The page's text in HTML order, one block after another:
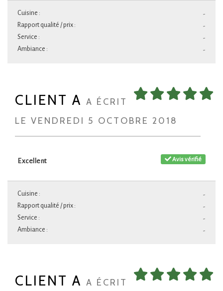
-
Cuisine :
-
Rapport qualité / prix :
-
Service :
-
Ambiance :
CLIENT A A ÉCRIT
LE VENDREDI 5 OCTOBRE 2018
Avis vérifié
Excellent
-
Cuisine :
-
Rapport qualité / prix :
-
Service :
-
Ambiance :
CLIENT A A ÉCRIT